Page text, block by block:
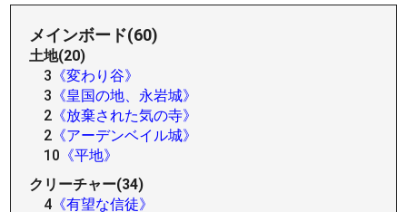
メインボード(60)
土地(20)
3 《変わり谷》
3 《皇国の地、永岩城》
2 《放棄された気の寺》
2 《アーデンベイル城》
10 《平地》
クリーチャー(34)
4 《有望な信徒》